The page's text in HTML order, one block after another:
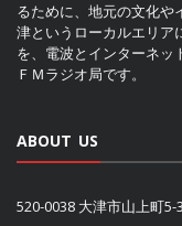
るために、地元の文化や
津というローカルエリア
を、電波とインターネッ
ＦＭラジオ局です。
ABOUT US
520-0038 大津市山上町